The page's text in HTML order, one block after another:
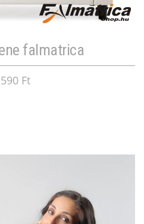
falmatrica
Ft